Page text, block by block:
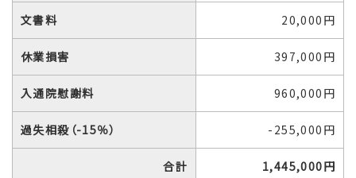
文書料 20,000円
休業損害 397,000円
入通院慰謝料 960,000円
過失相殺（-15％） -255,000円
合計 1,445,000円